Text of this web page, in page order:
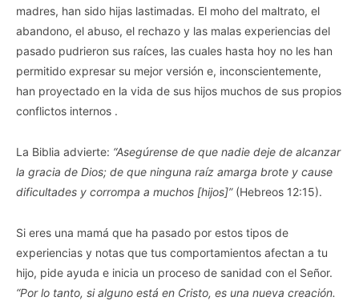
madres, han sido hijas lastimadas. El moho del maltrato, el
abandono, el abuso, el rechazo y las malas experiencias del
pasado pudrieron sus raíces, las cuales hasta hoy no les han
permitido expresar su mejor versión e, inconscientemente,
han proyectado en la vida de sus hijos muchos de sus propios
conflictos internos .
La Biblia advierte: “Asegúrense de que nadie deje de alcanzar
la gracia de Dios; de que ninguna raíz amarga brote y cause
dificultades y corrompa a muchos [hijos]”(Hebreos 12:15).
Si eres una mamá que ha pasado por estos tipos de
experiencias y notas que tus comportamientos afectan a tu
hijo, pide ayuda e inicia un proceso de sanidad con el Señor.
“Por lo tanto, si alguno está en Cristo, es una nueva creación.